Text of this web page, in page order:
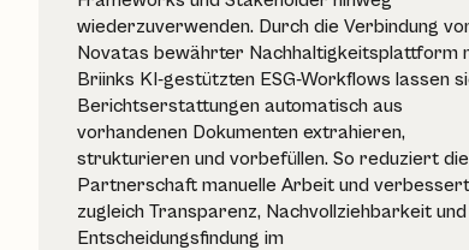
wiederzuverwenden. Durch die Verbindung
Novatas bewährter Nachhaltigkeitsplattform
Briinks KI-gestützten ESG-Workflows lassen
Berichtserstattungen automatisch aus
vorhandenen Dokumenten extrahieren,
strukturieren und vorbefüllen. So reduziert die
Partnerschaft manuelle Arbeit und verbessert
zugleich Transparenz, Nachvollziehbarkeit und
Entscheidungsfindung im